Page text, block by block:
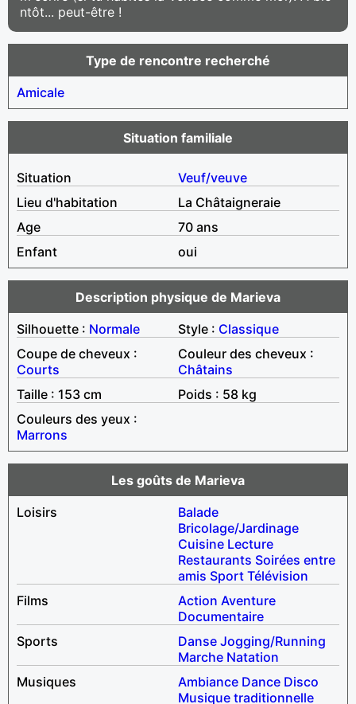
ntôt... peut-être !
Type de rencontre recherché
Amicale
Situation familiale
Situation
Veuf/veuve
Lieu d'habitation
La Châtaigneraie
Age
70 ans
Enfant
oui
Description physique de Marieva
Silhouette : Normale Style : Classique
Coupe de cheveux :
Courts
Couleur des cheveux :
Châtains
Taille : 153 cm
Poids : 58 kg
Couleurs des yeux :
Marrons
Les goûts de Marieva
Loisirs
Balade
Bricolage/Jardinage
Cuisine Lecture
Restaurants Soirées entre
amis Sport Télévision
Films
Action Aventure
Documentaire
Sports
Danse Jogging/Running
Marche Natation
Musiques
Ambiance Dance Disco
Musique traditionnelle